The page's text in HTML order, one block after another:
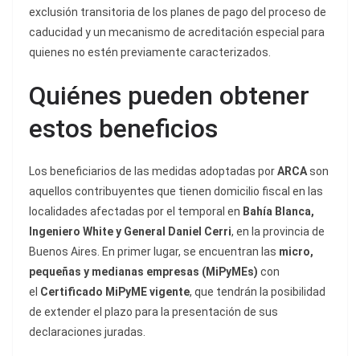
exclusión transitoria de los planes de pago del proceso de
caducidad y un mecanismo de acreditación especial para
quienes no estén previamente caracterizados.
Quiénes pueden obtener
estos beneficios
Los beneficiarios de las medidas adoptadas porARCAson
aquellos contribuyentes que tienen domicilio fiscal en las
localidades afectadas por el temporal en Bahía Blanca,
Ingeniero White y General Daniel Cerri, en la provincia de
Buenos Aires. En primer lugar, se encuentran las micro,
pequeñas y medianas empresas (MiPyMEs) con
el Certificado MiPyME vigente, que tendrán la posibilidad
de extender el plazo para la presentación de sus
declaraciones juradas.